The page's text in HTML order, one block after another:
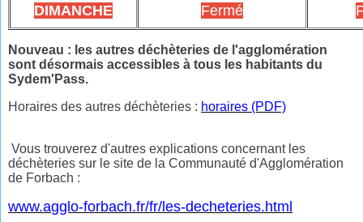
DIMANCHE Fermé
Nouveau : les autres déchèteries de l'agglomération
sont désormais accessibles à tous les habitants du
Sydem'Pass.
Horaires des autres déchèteries : horaires (PDF)
Vous trouverez d'autres explications concernant les
déchèteries sur le site de la Communauté d'Agglomération
de Forbach :
www.agglo-forbach.fr/fr/les-decheteries.html